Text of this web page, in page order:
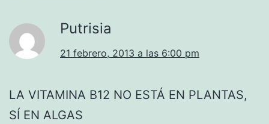
Putrisia
21 febrero, 2013 a las 6:00 pm
LA VITAMINA B12 NO ESTÁ EN PLANTAS,
SÍ EN ALGAS